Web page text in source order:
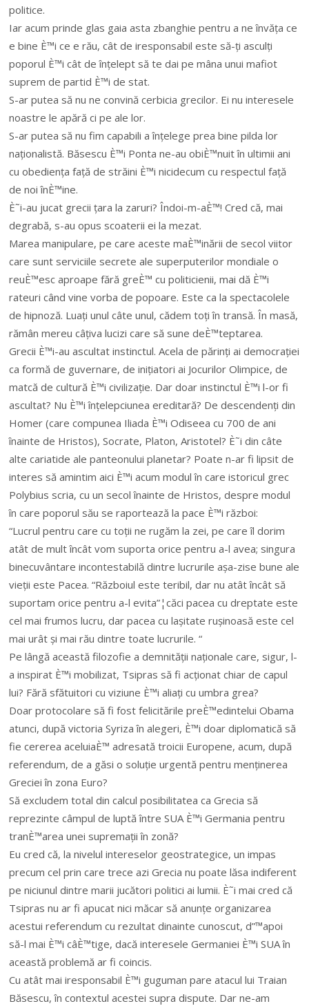
politice.
Iar acum prinde glas gaia asta zbanghie pentru a ne învăța ce
e bine È™i ce e rău, cât de iresponsabil este să-ți asculți
poporul È™i cât de înțelept să te dai pe mâna unui mafiot
suprem de partid È™i de stat.
S-ar putea să nu ne convină cerbicia grecilor. Ei nu interesele
noastre le apără ci pe ale lor.
S-ar putea să nu fim capabili a înțelege prea bine pilda lor
naționalistă. Băsescu È™i Ponta ne-au obiÈ™nuit în ultimii ani
cu obediența față de străini È™i nicidecum cu respectul față
de noi înÈ™ine.
È˜i-au jucat grecii țara la zaruri? Îndoi-m-aÈ™! Cred că, mai
degrabă, s-au opus scoaterii ei la mezat.
Marea manipulare, pe care aceste maÈ™inării de secol viitor
care sunt serviciile secrete ale superputerilor mondiale o
reuÈ™esc aproape fără greÈ™ cu politicienii, mai dă È™i
rateuri când vine vorba de popoare. Este ca la spectacolele
de hipnoză. Luați unul câte unul, cădem toți în transă. În masă,
rămân mereu câțiva lucizi care să sune deÈ™teptarea.
Grecii È™i-au ascultat instinctul. Acela de părinți ai democrației
ca formă de guvernare, de inițiatori ai Jocurilor Olimpice, de
matcă de cultură È™i civilizație. Dar doar instinctul È™i l-or fi
ascultat? Nu È™i înțelepciunea ereditară? De descendenți din
Homer (care compunea Iliada È™i Odiseea cu 700 de ani
înainte de Hristos), Socrate, Platon, Aristotel? È˜i din câte
alte cariatide ale panteonului planetar? Poate n-ar fi lipsit de
interes să amintim aici È™i acum modul în care istoricul grec
Polybius scria, cu un secol înainte de Hristos, despre modul
în care poporul său se raportează la pace È™i război:
“Lucrul pentru care cu toții ne rugăm la zei, pe care îl dorim
atât de mult încât vom suporta orice pentru a-l avea; singura
binecuvântare incontestabilă dintre lucrurile așa-zise bune ale
vieții este Pacea. “Războiul este teribil, dar nu atât încât să
suportam orice pentru a-l evita”¦căci pacea cu dreptate este
cel mai frumos lucru, dar pacea cu lașitate rușinoasă este cel
mai urât și mai rău dintre toate lucrurile. “
Pe lângă această filozofie a demnității naționale care, sigur, l-
a inspirat È™i mobilizat, Tsipras să fi acționat chiar de capul
lui? Fără sfătuitori cu viziune È™i aliați cu umbra grea?
Doar protocolare să fi fost felicitările preÈ™edintelui Obama
atunci, după victoria Syriza în alegeri, È™i doar diplomatică să
fie cererea aceluiaÈ™ adresată troicii Europene, acum, după
referendum, de a găsi o soluție urgentă pentru menținerea
Greciei în zona Euro?
Să excludem total din calcul posibilitatea ca Grecia să
reprezinte câmpul de luptă între SUA È™i Germania pentru
tranÈ™area unei supremații în zonă?
Eu cred că, la nivelul intereselor geostrategice, un impas
precum cel prin care trece azi Grecia nu poate lăsa indiferent
pe niciunul dintre marii jucători politici ai lumii. È˜i mai cred că
Tsipras nu ar fi apucat nici măcar să anunțe organizarea
acestui referendum cu rezultat dinainte cunoscut, d”™apoi
să-l mai È™i câÈ™tige, dacă interesele Germaniei È™i SUA în
această problemă ar fi coincis.
Cu atât mai iresponsabil È™i guguman pare atacul lui Traian
Băsescu, în contextul acestei supra dispute. Dar ne-am